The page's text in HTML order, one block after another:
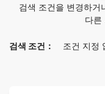
검색 조건을 변경하거
다른
검색 조건： 조건 지정